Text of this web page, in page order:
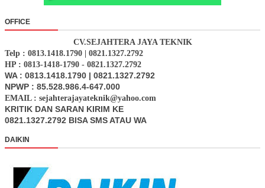
OFFICE
CV.SEJAHTERA JAYA TEKNIK
Telp : 0813.1418.1790 | 0821.1327.2792
HP : 0813-1418-1790 - 0821.1327.2792
WA : 0813.1418.1790 | 0821.1327.2792
NPWP : 85.528.986.4-647.000
EMAIL : sejahterajayateknik@yahoo.com
KRITIK DAN SARAN KIRIM KE
0821.1327.2792 BISA SMS ATAU WA
DAIKIN